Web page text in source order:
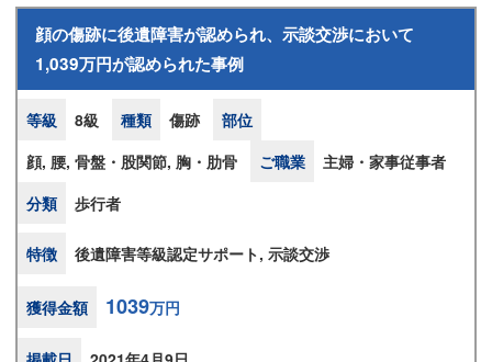
顔の傷跡に後遺障害が認められ、示談交渉において
1,039万円が認められた事例
等級 8級 種類 傷跡
部位
顔, 腰, 骨盤・股関節, 胸・肋骨
ご職業
主婦・家事従事者
分類
歩行者
特徴 後遺障害等級認定サポート, 示談交渉
獲得金額 1039万円